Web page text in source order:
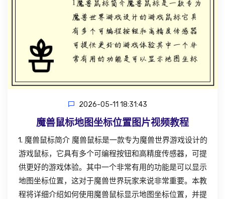
2026-05-11 18:31:43
魔兽鼠标地图坐标位置图片视频教程
1. 魔兽鼠标简介 魔兽鼠标是一款专为魔兽世界游戏设计的
游戏鼠标，它具有多个可编程按钮和高精度传感器，可提
供更好的游戏体验。其中一个非常有用的功能是可以显示
地图坐标位置，这对于魔兽世界玩家来说非常重要。本教
程将详细介绍如何使用魔兽鼠标显示地图坐标位置，并提